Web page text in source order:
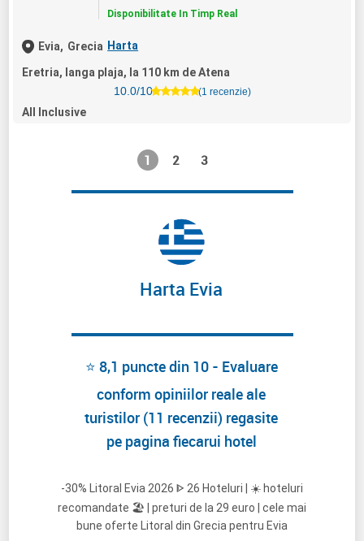
Disponibilitate In Timp Real
Evia, Grecia Harta
Eretria, langa plaja, la 110 km de Atena
10.0/10
(1 recenzie)
All Inclusive
1 2 3
Harta Evia
⭐ 8,1 puncte din 10 - Evaluare
conform opiniilor reale ale
turistilor (11 recenzii) regasite
pe pagina fiecarui hotel
-30% Litoral Evia 2026 ᐈ 26 Hoteluri | ☀️ hoteluri
recomandate 🏖️ | preturi de la 29 euro | cele mai
bune oferte Litoral din Grecia pentru Evia